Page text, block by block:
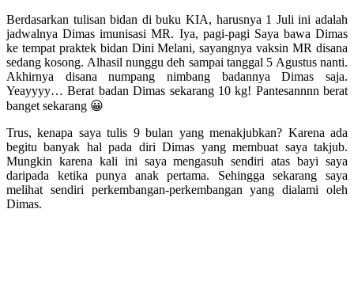
Berdasarkan tulisan bidan di buku KIA, harusnya 1 Juli ini adalah
jadwalnya Dimas imunisasi MR. Iya, pagi-pagi Saya bawa Dimas
ke tempat praktek bidan Dini Melani, sayangnya vaksin MR disana
sedang kosong. Alhasil nunggu deh sampai tanggal 5 Agustus nanti.
Akhirnya disana numpang nimbang badannya Dimas saja.
Yeayyyy… Berat badan Dimas sekarang 10 kg! Pantesannnn berat
banget sekarang 😀
Trus, kenapa saya tulis 9 bulan yang menakjubkan? Karena ada
begitu banyak hal pada diri Dimas yang membuat saya takjub.
Mungkin karena kali ini saya mengasuh sendiri atas bayi saya
daripada ketika punya anak pertama. Sehingga sekarang saya
melihat sendiri perkembangan-perkembangan yang dialami oleh
Dimas.